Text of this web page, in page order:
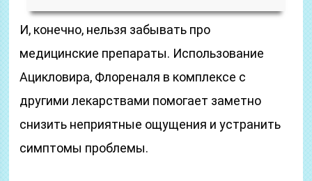
И, конечно, нельзя забывать про
медицинские препараты. Использование
Ацикловира, Флореналя в комплексе с
другими лекарствами помогает заметно
снизить неприятные ощущения и устранить
симптомы проблемы.